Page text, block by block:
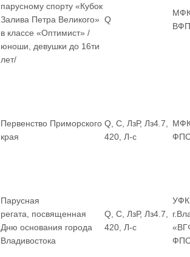
парусному спорту «Кубок
Залива Петра Великого»
в классе «Оптимист» /
юноши, девушки до 16ти
лет/
Q
Первенство Приморского
края
Q, С, ЛзР, Лз4.7,
420, Л-с
Парусная
регата, посвященная
Дню основания города
Владивостока
Q, С, ЛзР, Лз4.7,
420, Л-с